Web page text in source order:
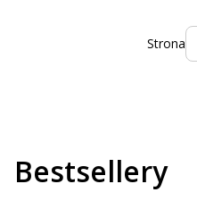
Strona
Bestsellery